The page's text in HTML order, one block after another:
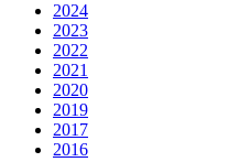
2024
2023
2022
2021
2020
2019
2017
2016